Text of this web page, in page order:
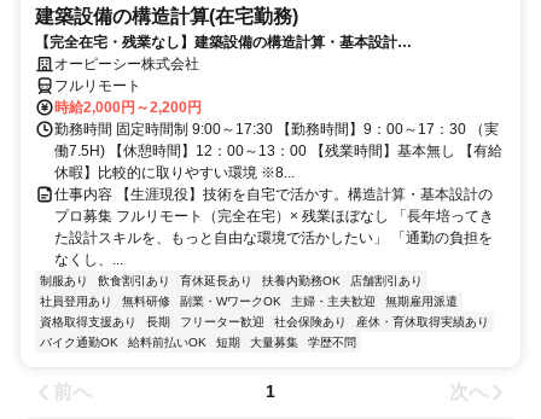
建築設備の構造計算(在宅勤務)
【完全在宅・残業なし】建築設備の構造計算・基本設計
（Revit/AutoCAD）／日本全国・離島居住もOK
オーピーシー株式会社
フルリモート
時給2,000円～2,200円
勤務時間 固定時間制 9:00～17:30 【勤務時間】9：00～17：30 （実
働7.5H) 【休憩時間】12：00～13：00 【残業時間】基本無し 【有給
休暇】比較的に取りやすい環境 ※8...
仕事内容 【生涯現役】技術を自宅で活かす。構造計算・基本設計の
プロ募集 フルリモート（完全在宅）× 残業ほぼなし 「長年培ってき
た設計スキルを、もっと自由な環境で活かしたい」 「通勤の負担を
なくし、...
制服あり 飲食割引あり 育休延長あり 扶養内勤務OK
店舗割引あり
社員登用あり
無料研修 副業・WワークOK 主婦・主夫歓迎
無期雇用派遣
資格取得支援あり
長期 フリーター歓迎 社会保険あり
産休・育休取得実績あり
バイク通勤OK
給料前払いOK 短期 大量募集 学歴不問
前へ 1 次へ